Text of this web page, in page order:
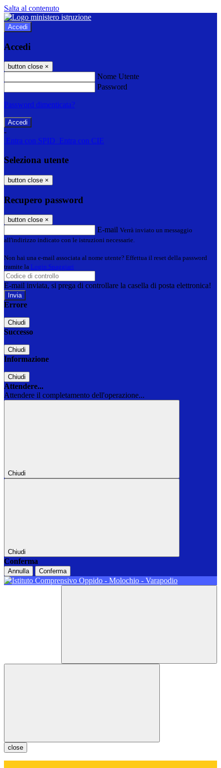
Salta al contenuto
Accedi
Accedi
button close ×
Nome Utente
Password
Password dimenticata?
-
Entra con SPID Entra con CIE
Seleziona utente
button close ×
Recupero password
button close ×
E-mail Verrà inviato un messaggio
all'indirizzo indicato con le istruzioni necessarie.
Non hai una e-mail associata al nome utente? Effettua il reset della password
tramite la Login Spaggiari
E-mail inviata, si prega di controllare la casella di posta elettronica!
Errore
Chiudi
Successo
Chiudi
Informazione
Chiudi
Attendere...
Attendere il completamento dell'operazione...
Chiudi
Chiudi
Conferma
Annulla Conferma
close